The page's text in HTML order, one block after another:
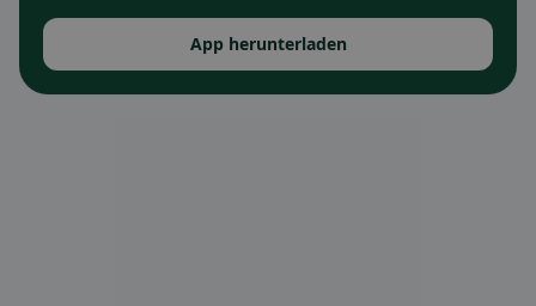
App herunterladen